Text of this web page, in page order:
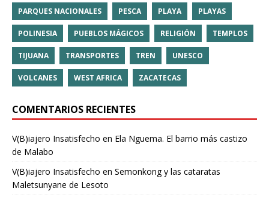
PARQUES NACIONALES PESCA PLAYA PLAYAS
POLINESIA PUEBLOS MÁGICOS RELIGIÓN TEMPLOS
TIJUANA TRANSPORTES TREN UNESCO
VOLCANES WEST AFRICA ZACATECAS
COMENTARIOS RECIENTES
V(B)iajero Insatisfecho en Ela Nguema. El barrio más castizo
de Malabo
V(B)iajero Insatisfecho en Semonkong y las cataratas
Maletsunyane de Lesoto